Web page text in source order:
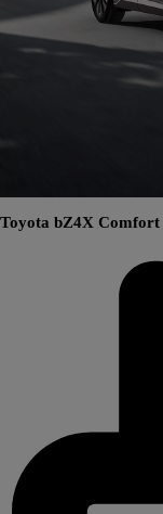
Toyota bZ4X Comfort